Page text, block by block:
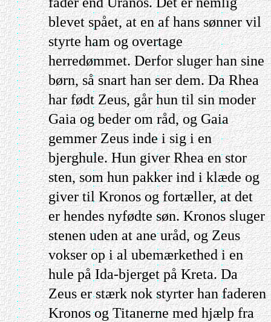
blevet spået, at en af hans sønner vil
styrte ham og overtage
herredømmet. Derfor sluger han sine
børn, så snart han ser dem. Da Rhea
har født Zeus, går hun til sin moder
Gaia og beder om råd, og Gaia
gemmer Zeus inde i sig i en
bjerghule. Hun giver Rhea en stor
sten, som hun pakker ind i klæde og
giver til Kronos og fortæller, at det
er hendes nyfødte søn. Kronos sluger
stenen uden at ane uråd, og Zeus
vokser op i al ubemærkethed i en
hule på Ida-bjerget på Kreta. Da
Zeus er stærk nok styrter han faderen
Kronos og Titanerne med hjælp fra